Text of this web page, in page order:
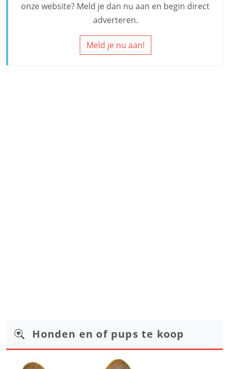
onze website? Meld je dan nu aan en begin direct
adverteren.
Meld je nu aan!
Honden en of pups te koop